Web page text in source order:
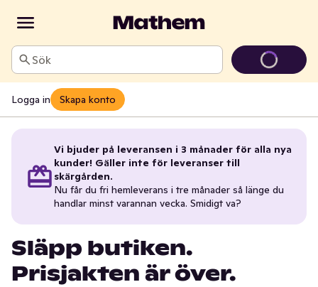
Sök
Logga in Skapa konto
Vi bjuder på leveransen i 3 månader för alla nya
kunder! Gäller inte för leveranser till
skärgården.
Nu får du fri hemleverans i tre månader så länge du
handlar minst varannan vecka. Smidigt va?
Släpp butiken.
Prisjakten är över.